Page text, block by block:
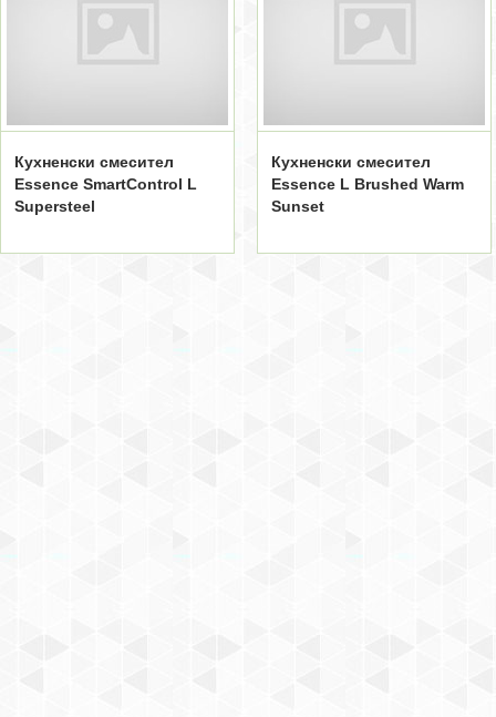
Кухненски смесител
Essence SmartControl L
Supersteel
Кухненски смесител
Essence L Brushed Warm
Sunset